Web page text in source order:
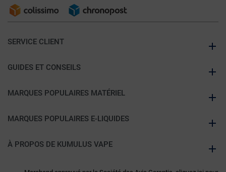
SERVICE CLIENT
GUIDES ET CONSEILS
MARQUES POPULAIRES MATÉRIEL
MARQUES POPULAIRES E-LIQUIDES
À PROPOS DE KUMULUS VAPE